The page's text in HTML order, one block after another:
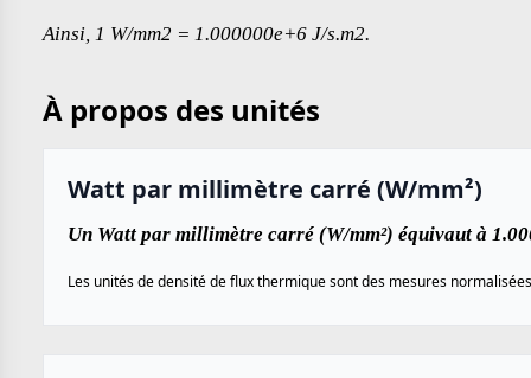
Ainsi, 1 W/mm2 = 1.000000e+6 J/s.m2.
À propos des unités
Watt par millimètre carré (W/mm²)
Un Watt par millimètre carré (W/mm²) équivaut à
Les unités de densité de flux thermique sont des mesures